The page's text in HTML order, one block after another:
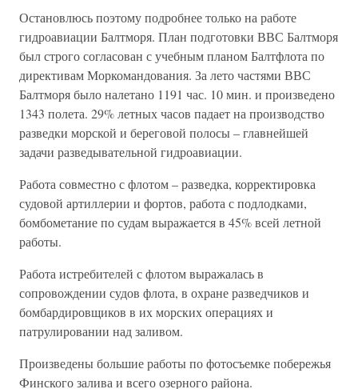
Остановлюсь поэтому подробнее только на работе
гидроавиации Балтморя. План подготовки ВВС Балтморя
был строго согласован с учебным планом Балтфлота по
директивам Моркомандования. За лето частями ВВС
Балтморя было налетано 1191 час. 10 мин. и произведено
1343 полета. 29% летных часов падает на производство
разведки морской и береговой полосы – главнейшей
задачи разведывательной гидроавиации.
Работа совместно с флотом – разведка, корректировка
судовой артиллерии и фортов, работа с подлодками,
бомбометание по судам выражается в 45% всей летной
работы.
Работа истребителей с флотом выражалась в
сопровождении судов флота, в охране разведчиков и
бомбардировщиков в их морских операциях и
патрулировании над заливом.
Произведены большие работы по фотосъемке побережья
Финского залива и всего озерного района.